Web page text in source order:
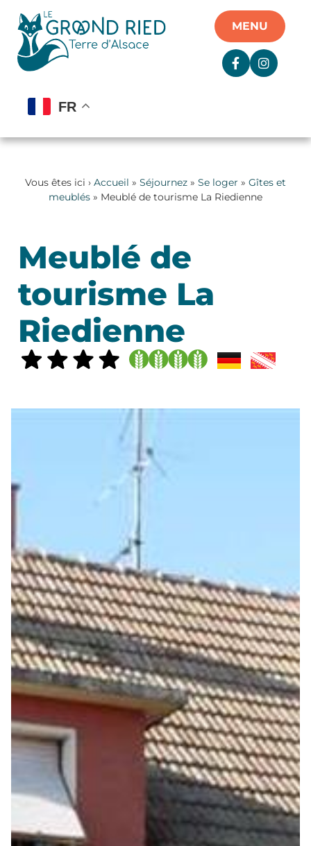
MENU
FR
Vous êtes ici › Accueil » Séjournez » Se loger » Gîtes et
meublés » Meublé de tourisme La Riedienne
Meublé de
tourisme La
Riedienne
Panneau de gestion des cookies